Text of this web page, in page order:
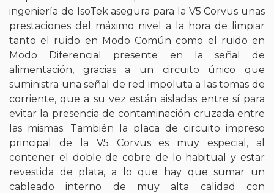
ingeniería de IsoTek asegura para la V5 Corvus unas
prestaciones del máximo nivel a la hora de limpiar
tanto el ruido en Modo Común como el ruido en
Modo Diferencial presente en la señal de
alimentación, gracias a un circuito único que
suministra una señal de red impoluta a las tomas de
corriente, que a su vez están aisladas entre sí para
evitar la presencia de contaminación cruzada entre
las mismas. También la placa de circuito impreso
principal de la V5 Corvus es muy especial, al
contener el doble de cobre de lo habitual y estar
revestida de plata, a lo que hay que sumar un
cableado interno de muy alta calidad con